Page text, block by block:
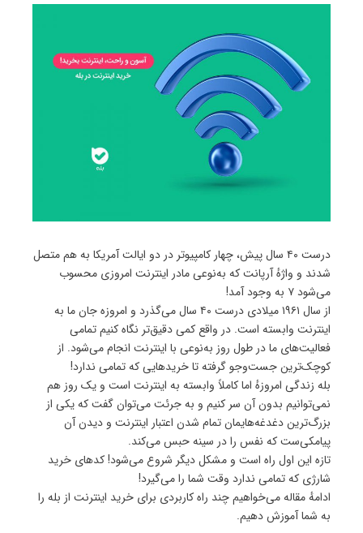
درست ۴۰ سال پیش، چهار کامپیوتر در دو ایالت آمریکا به هم متصل
شدند و واژهٔ آرپانت که به‌نوعی مادر اینترنت امروزی محسوب
می‌شود ۷ به وجود آمد!
از سال ۱۹۶۱ میلادی درست ۴۰ سال می‌گذرد و امروزه جان ما به
اینترنت وابسته است. در واقع کمی دقیق‌تر نگاه کنیم تمامی
فعالیت‌های ما در طول روز به‌نوعی با اینترنت انجام می‌شود. از
کوچک‌ترین جست‌وجو گرفته تا خریدهایی که تمامی ندارد!
بله زندگی امروزهٔ اما کاملاً وابسته به اینترنت است و یک روز هم
نمی‌توانیم بدون آن سر کنیم و به جرئت می‌توان گفت که یکی از
بزرگ‌ترین دغدغه‌هایمان تمام شدن اعتبار اینترنت و دیدن آن
پیامکی‌ست که نفس را در سینه حبس می‌کند.
تازه این اول راه است و مشکل دیگر شروع می‌شود! کدهای خرید
شارژی که تمامی ندارد وقت شما را می‌گیرد!
ادامهٔ مقاله می‌خواهیم چند راه کاربردی برای خرید اینترنت از بله را
به شما آموزش دهیم.